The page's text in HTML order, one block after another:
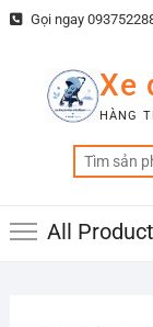
Skip Gọi ngay
Xe
HÀNG
All